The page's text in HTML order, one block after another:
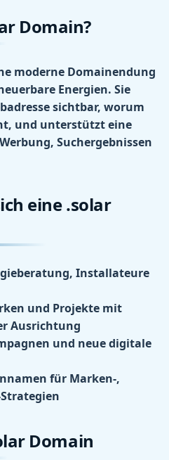
Domain?
moderne Domainendung
Energien. Sie
sichtbar, worum
und unterstützt eine
Suchergebnissen
eine .solar
Installateure
und Projekte mit
Ausrichtung
und neue digitale
für Marken-,
Domain